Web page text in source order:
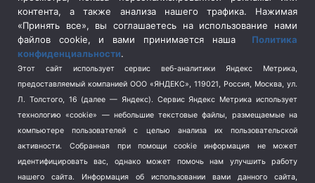
Спецоперация в Украине
Спецоперация на Украине
(404)
Спорт (740)
Терроризм (1)
Транспорт (262)
Туризм (178)
Флот (76)
контента, а также анализа нашего трафика. Нажимая
«Принять все», вы соглашаетесь на использование нами
файлов cookie, и вами принимается наша Политика
конфиденциальности.
Этот сайт использует сервис веб-аналитики Яндекс Метрика,
предоставляемый компанией ООО «ЯНДЕКС», 119021, Россия, Москва, ул.
Л. Толстого, 16 (далее — Яндекс). Сервис Яндекс Метрика использует
технологию «cookie» — небольшие текстовые файлы, размещаемые на
компьютере пользователей с целью анализа их пользовательской
активности.
Собранная при помощи cookie информация не может
идентифицировать вас, однако может помочь нам улучшить работу
нашего сайта. Информация об использовании вами данного сайта,